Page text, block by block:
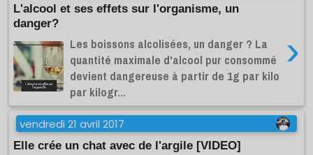
L'alcool et ses effets sur l'organisme, un
danger?
›
Les boissons alcolisées, un danger ? La
quantité maximale d'alcool pur consommé
devient dangereuse à partir de 1g par kilo
par kilogr...
vendredi 21 avril 2017
Elle crée un chat avec de l'argile [VIDEO]